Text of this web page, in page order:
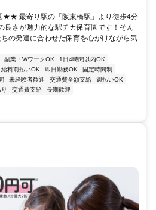
最寄り駅の「阪東橋駅」より徒歩4分
良さが魅力的な駅チカ保育園です！そん
の発達に合わせた保育を心がけながら気
副業・WワークOK
1日4時間以内OK
給料前払いOK 即日勤務OK
固定時間制
未経験者歓迎 交通費全額支給
週払いOK
交通費支給 長期歓迎